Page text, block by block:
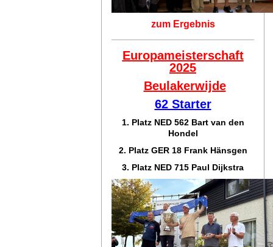
zum Ergebnis
Europameisterschaft
2025
Beulakerwijde
62 Starter
1. Platz NED 562 Bart van den
Hondel
2. Platz GER 18 Frank Hänsgen
3. Platz NED 715 Paul Dijkstra